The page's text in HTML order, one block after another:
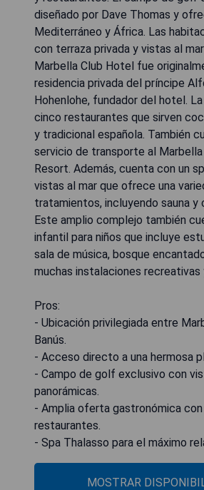
diseñado por Dave Thomas y
Mediterráneo y África. Las
con terraza privada y vistas al
Marbella Club Hotel fue
residencia privada del príncipe
Hohenlohe, fundador del hotel.
cinco restaurantes que sirven
y tradicional española. También
servicio de transporte al
Resort. Además, cuenta con un
vistas al mar que ofrece una
tratamientos, incluyendo sauna y
Este amplio complejo también
infantil para niños que incluye
sala de música, bosque
muchas instalaciones recreativas
Pros:
- Ubicación privilegiada entre
Banús.
- Acceso directo a una hermosa
- Campo de golf exclusivo con
panorámicas.
- Amplia oferta gastronómica
restaurantes.
- Spa Thalasso para el máximo
MOSTRAR